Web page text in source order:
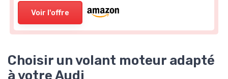
Voir l'offre
Choisir un volant moteur adapté
à votre Audi